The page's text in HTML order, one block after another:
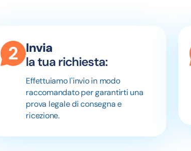
Invia
la tua richiesta:
Effettuiamo l'invio in modo
raccomandato per garantirti una
prova legale di consegna e
ricezione.